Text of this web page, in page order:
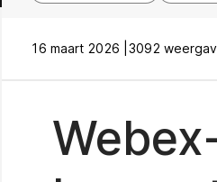
16 maart 2026 | 3092